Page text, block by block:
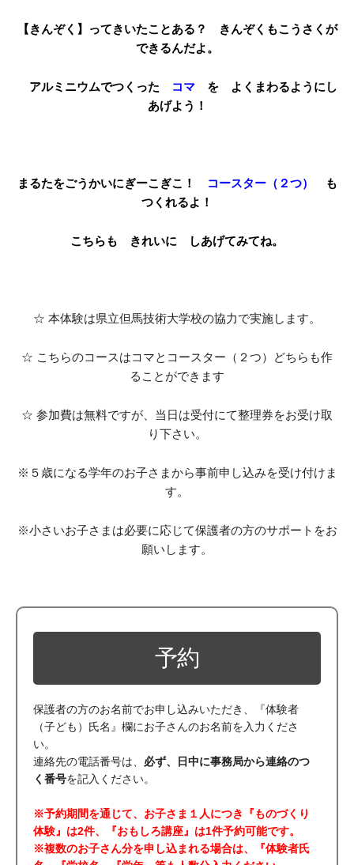
【きんぞく】ってきいたことある？ きんぞくもこうさくが
できるんだよ。
アルミニウムでつくった コマ を よくまわるようにし
あげよう！
まるたをごうかいにぎーこぎこ！ コースター（２つ）
も
つくれるよ！
こちらも きれいに しあげてみてね。
☆ 本体験は県立但馬技術大学校の協力で実施します。
☆ こちらのコースはコマとコースター（２つ）どちらも作
ることができます
☆ 参加費は無料ですが、当日は受付にて整理券をお受け取
り下さい。
※５歳になる学年のお子さまから事前申し込みを受け付けま
す。
※小さいお子さまは必要に応じて保護者の方のサポートをお
願いします。
予約
保護者の方のお名前でお申し込みいただき、『体験者
（子ども）氏名』欄にお子さんのお名前を入力くださ
い。
連絡先の電話番号は、 必ず、日中に事務局から連絡のつ
く番号を記入ください。
※予約期間を通じて、お子さま１人につき『ものづくり
体験』は2件、『おもしろ講座』は1件予約可能です。
※複数のお子さん分を申し込まれる場合は、『体験者氏